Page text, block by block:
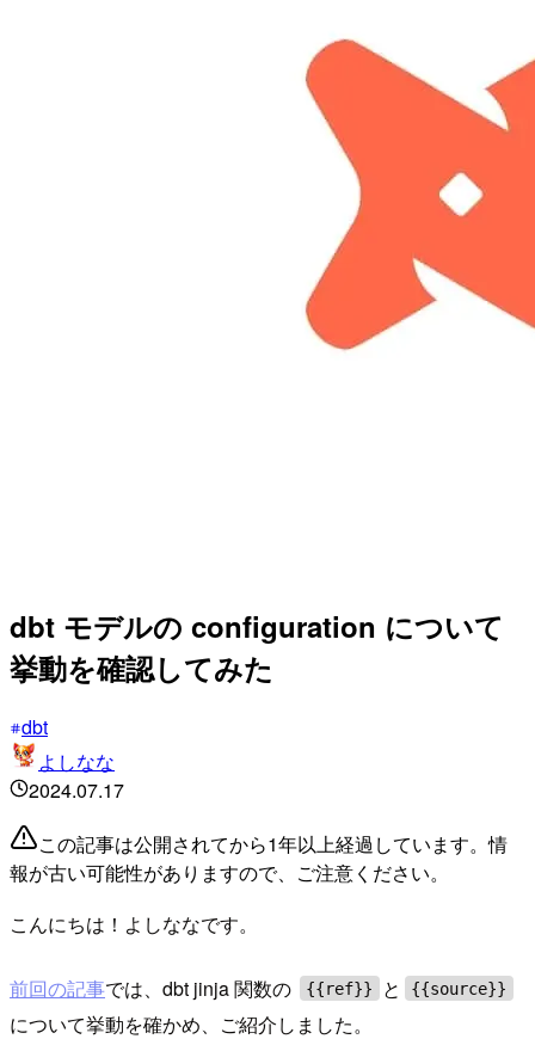
dbt モデルの configuration について
挙動を確認してみた
dbt
よしなな
2024.07.17
この記事は公開されてから1年以上経過しています。情
報が古い可能性がありますので、ご注意ください。
こんにちは！よしななです。
前回の記事では、dbt jinja 関数の {{ref}} と {{source}}
について挙動を確かめ、ご紹介しました。